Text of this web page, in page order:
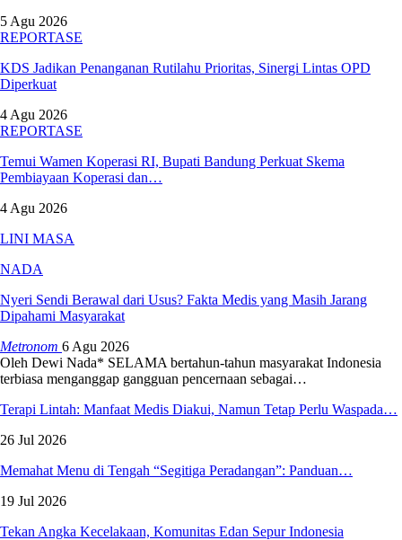
5 Agu 2026
REPORTASE
KDS Jadikan Penanganan Rutilahu Prioritas, Sinergi Lintas OPD
Diperkuat
4 Agu 2026
REPORTASE
Temui Wamen Koperasi RI, Bupati Bandung Perkuat Skema
Pembiayaan Koperasi dan…
4 Agu 2026
LINI MASA
NADA
Nyeri Sendi Berawal dari Usus? Fakta Medis yang Masih Jarang
Dipahami Masyarakat
Metronom 6 Agu 2026
Oleh Dewi Nada* SELAMA bertahun-tahun masyarakat Indonesia
terbiasa menganggap gangguan pencernaan sebagai…
Terapi Lintah: Manfaat Medis Diakui, Namun Tetap Perlu Waspada…
26 Jul 2026
Memahat Menu di Tengah “Segitiga Peradangan”: Panduan…
19 Jul 2026
Tekan Angka Kecelakaan, Komunitas Edan Sepur Indonesia